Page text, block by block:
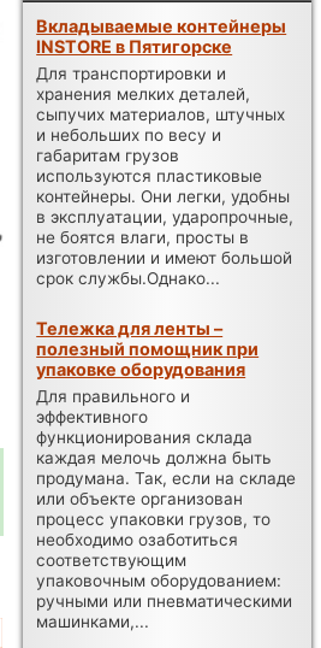
Вкладываемые контейнеры
INSTORE в Пятигорске
Для транспортировки и
хранения мелких деталей,
сыпучих материалов, штучных
и небольших по весу и
габаритам грузов
используются пластиковые
контейнеры. Они легки, удобны
в эксплуатации, ударопрочные,
не боятся влаги, просты в
изготовлении и имеют большой
срок службы.Однако...
Тележка для ленты –
полезный помощник при
упаковке оборудования
Для правильного и
эффективного
функционирования склада
каждая мелочь должна быть
продумана. Так, если на складе
или объекте организован
процесс упаковки грузов, то
необходимо озаботиться
соответствующим
упаковочным оборудованием:
ручными или пневматическими
машинками,...